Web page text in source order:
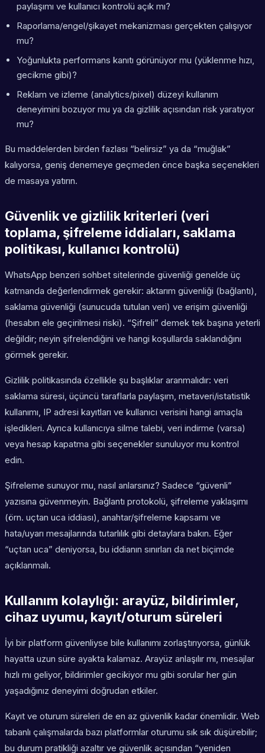
paylaşımı ve kullanıcı kontrolü açık mı?
Raporlama/engel/şikayet mekanizması gerçekten çalışıyor
mu?
Yoğunlukta performans kanıtı görünüyor mu (yüklenme hızı,
gecikme gibi)?
Reklam ve izleme (analytics/pixel) düzeyi kullanım
deneyimini bozuyor mu ya da gizlilik açısından risk yaratıyor
mu?
Bu maddelerden birden fazlası “belirsiz” ya da “muğlak”
kalıyorsa, geniş denemeye geçmeden önce başka seçenekleri
de masaya yatırın.
Güvenlik ve gizlilik kriterleri (veri
toplama, şifreleme iddiaları, saklama
politikası, kullanıcı kontrolü)
WhatsApp benzeri sohbet sitelerinde güvenliği genelde üç
katmanda değerlendirmek gerekir: aktarım güvenliği (bağlantı),
saklama güvenliği (sunucuda tutulan veri) ve erişim güvenliği
(hesabın ele geçirilmesi riski). “Şifreli” demek tek başına yeterli
değildir; neyin şifrelendiğini ve hangi koşullarda saklandığını
görmek gerekir.
Gizlilik politikasında özellikle şu başlıklar aranmalıdır: veri
saklama süresi, üçüncü taraflarla paylaşım, metaveri/istatistik
kullanımı, IP adresi kayıtları ve kullanıcı verisini hangi amaçla
işledikleri. Ayrıca kullanıcıya silme talebi, veri indirme (varsa)
veya hesap kapatma gibi seçenekler sunuluyor mu kontrol
edin.
Şifreleme sunuyor mu, nasıl anlarsınız? Sadece “güvenli”
yazısına güvenmeyin. Bağlantı protokolü, şifreleme yaklaşımı
(örn. uçtan uca iddiası), anahtar/şifreleme kapsamı ve
hata/uyarı mesajlarında tutarlılık gibi detaylara bakın. Eğer
“uçtan uca” deniyorsa, bu iddianın sınırları da net biçimde
açıklanmalı.
Kullanım kolaylığı: arayüz, bildirimler,
cihaz uyumu, kayıt/oturum süreleri
İyi bir platform güvenliyse bile kullanımı zorlaştırıyorsa, günlük
hayatta uzun süre ayakta kalamaz. Arayüz anlaşılır mı, mesajlar
hızlı mı geliyor, bildirimler gecikiyor mu gibi sorular her gün
yaşadığınız deneyimi doğrudan etkiler.
Kayıt ve oturum süreleri de en az güvenlik kadar önemlidir. Web
tabanlı çalışmalarda bazı platformlar oturumu sık sık düşürebilir;
bu durum pratikliği azaltır ve güvenlik açısından “yeniden